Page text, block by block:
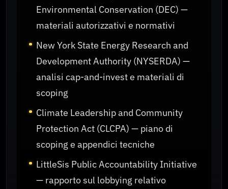
Environmental Conservation (DEC) —
materiali autorizzativi e normativi
New York State Energy Research and
Development Authority (NYSERDA) —
analisi cap-and-invest e materiali di
scoping
Climate Leadership and Community
Protection Act (CLCPA) — piano di
scoping e appendici tecniche
LittleSis Public Accountability Initiative
— rapporto sul lobbying relativo